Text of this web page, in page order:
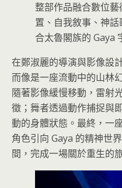
整部作品融合數位
置、自我敘事、神
合太魯閣族的 Gaya
在鄭淑麗的導演與影像設
而像是一座流動中的山林
隨著影像緩慢移動，雷射
徵；舞者透過動作捕捉與
動的身體狀態。最終，一
角色引向 Gaya 的精神世
間，完成一場關於重生的